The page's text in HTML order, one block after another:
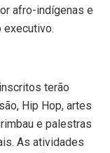
afro-indígenas e
executivo.
terão
Hip Hop, artes
e palestras
As atividades